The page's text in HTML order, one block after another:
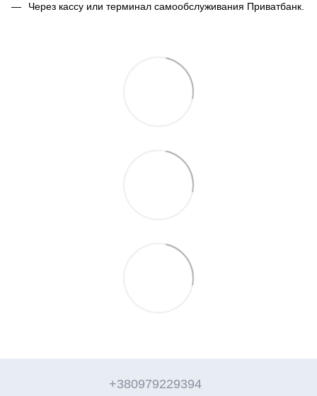
Через кассу или терминал самообслуживания Приватбанк.
+380979229394